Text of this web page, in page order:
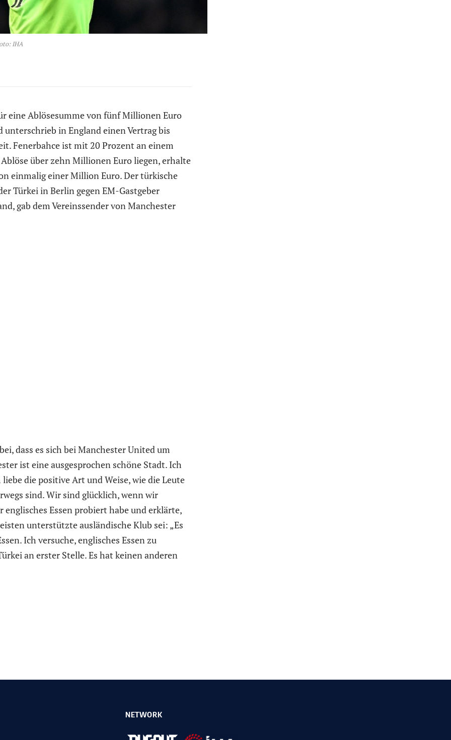
IHA
eine Ablösesumme von fünf Millionen Euro
in England einen Vertrag bis
Fenerbahce ist mit 20 Prozent an einem
über zehn Millionen Euro liegen, erhalte
einmalig einer Million Euro. Der türkische
Türkei in Berlin gegen EM-Gastgeber
gab dem Vereinssender von Manchester
dass es sich bei Manchester United um
ist eine ausgesprochen schöne Stadt. Ich
die positive Art und Weise, wie die Leute
sind. Wir sind glücklich, wenn wir
Essen probiert habe und erklärte,
unterstützte ausländische Klub sei: „Es
Ich versuche, englisches Essen zu
an erster Stelle. Es hat keinen anderen
NETWORK